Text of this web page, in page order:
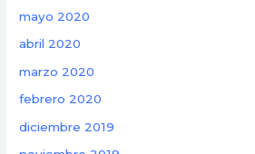
mayo 2020
abril 2020
marzo 2020
febrero 2020
diciembre 2019